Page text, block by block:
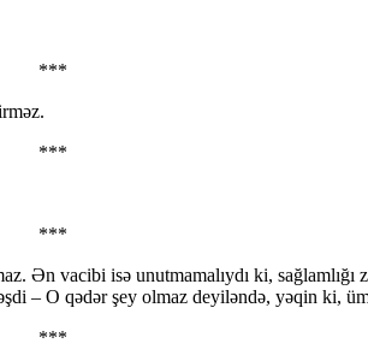
***
***
***
Ən vacibi isə unutmamalıydı ki,
– O qədər şey olmaz deyiləndə, yəqin ki,
***